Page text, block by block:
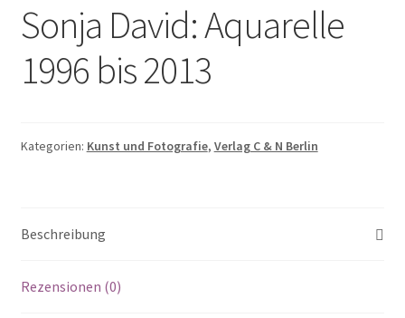
Sonja David: Aquarelle
1996 bis 2013
Kategorien: Kunst und Fotografie, Verlag C & N Berlin
Beschreibung
Rezensionen (0)